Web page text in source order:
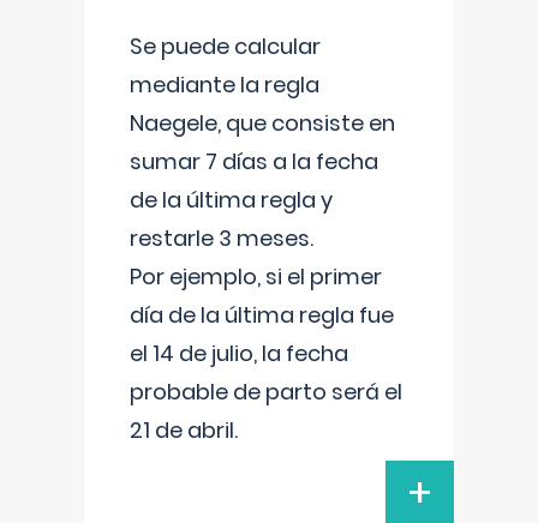
Se puede calcular
mediante la regla
Naegele, que consiste en
sumar 7 días a la fecha
de la última regla y
restarle 3 meses.
Por ejemplo, si el primer
día de la última regla fue
el 14 de julio, la fecha
probable de parto será el
21 de abril.
+